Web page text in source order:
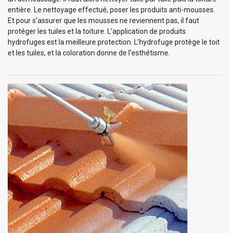
entière. Le nettoyage effectué, poser les produits anti-mousses.
Et pour s’assurer que les mousses ne reviennent pas, il faut
protéger les tuiles et la toiture. L’application de produits
hydrofuges est la meilleure protection. L’hydrofuge protège le toit
et les tuiles, et la coloration donne de l’esthétisme.